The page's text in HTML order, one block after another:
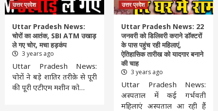
उत्तर प्रदेश
Uttar Pradesh News:
चोरों का आतंक, SBI ATM उखाड़
ले गए चोर, मचा हड़कंप
3 years ago
Uttar Pradesh News:
चोरों ने बड़े शातिर तरीक़े से पूरी
की पूरी एटीएम मशीन को…
उत्तर प्रदेश
Uttar Pradesh News: 22
जनवरी को डिलिवरी कराने डॉक्टरों
के पास पहुंच रही महिलाएं,
ऐतिहासिक तारीख को यादगार बनाने
की चाह
3 years ago
Uttar Pradesh News:
अस्पताल में कई गर्भवती
महिलाएं अस्पताल आ रही हैं